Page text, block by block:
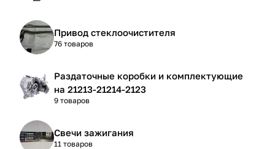
Привод стеклоочистителя
76 товаров
Раздаточные коробки и комплектующие
на 21213-21214-2123
9 товаров
Свечи зажигания
11 товаров